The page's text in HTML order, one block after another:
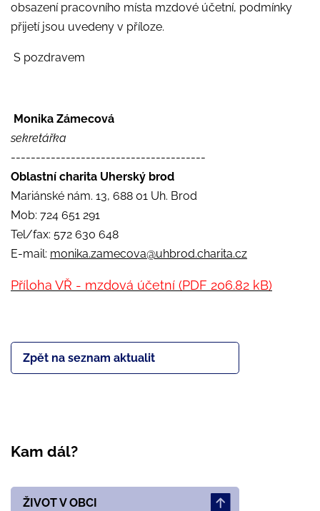
obsazení pracovního místa mzdové účetní, podmínky
přijetí jsou uvedeny v příloze.
S pozdravem
Monika Zámecová
sekretářka
---------------------------------------
Oblastní charita Uherský brod
Mariánské nám. 13, 688 01 Uh. Brod
Mob: 724 651 291
Tel/fax: 572 630 648
E-mail: monika.zamecova@uhbrod.charita.cz
Příloha VŘ - mzdová účetní (PDF 206.82 kB)
Zpět na seznam aktualit
Kam dál?
ŽIVOT V OBCI